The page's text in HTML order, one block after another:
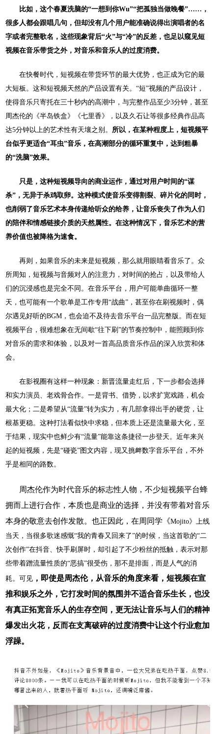
比如，这个春夏洗脑的“一想到你Wu”“把孤独当做晚餐”……，
很多人都会跟唱几句，但却没有几个用户能准确说得出演唱者的名
字或者完整歌名，这些现象背后“火”与“冷”的反差，也足以窥见短
视频在音乐带货之外，对音乐和音乐人的过度消费。
在快餐时代，短视频在带货环节的最大优势，也正成为它的最
大短板。这和短视频天然的产品设置有关。 “短”视频的产品设计，
使得音乐只寄托在三十秒内的高潮中，与完整作品至少3分钟，甚至
周杰伦的《半岛铁盒》《七里香》，以及久石让等很多经典作品高
达5分钟以上的艺术性有天壤之别。 所以，在某种程度上，短视频平
台似乎更适合“耳虫”音乐，在高潮部分的循环重复中，达到粗暴
的“洗脑”效果。
只是，这种短视频导向的商业运作，通过对用户时间的“谋
杀”，无异于杀鸡取卵。这种模式使音乐变得割裂、碎片化的同时，
也削弱了音乐艺术本身传递给听众的给养，让音乐丧失了作为人们
的陪伴和情感链接介质的天然属性。在这种情况下，音乐艺术的营
养价值也被降格为速食。
再则，如果音乐的未来是短视频，那么就用眼睛看音乐了。众
所周知，短视频与音频对人的注意力，对时间的抢占，以及带给人
们的沉浸感也是完全不同。在音乐平台，用户可能单曲循环一整
天，也可能有一个歌单是工作专用“战曲”，甚至你在刷视频时，偶
尔遇见好听的BGM，也会迫不及待去音乐平台一品完整版。而在短
视频平台，很难想象在无间歇“往下刷”的节奏控制中，能照顾到你
对音乐的需求和体验，以及对一首高品质音乐作品的深入欣赏和体
会。
在影视圈有这样一种现象：新晋流量走红后，下一步都会选择
和实力演员、老戏骨合作。一是背书、借势，以求扩宽戏路，机会
最大化；二是希望从“流量”转为实力，有几部拿得出手的硬货，让
根基更稳。这种打法看似快中求稳，但本质上还是流量最大化，至
于结果，现实中也鲜少有“流量”能靠这条捷径一步登天。近年来兴
起的短视频，先是“碰瓷”图文内容，现又挑衅数字音乐平台，不外
乎是相同的路数。
周杰伦作为时代音乐的标志性人物，不少短视频平台蜂
拥而上进行合作，本质也是商业的选择，并没有带着对音乐
本身的敬意去创作发散。也正因此，在周同学《Mojito》上线
当天，当很多歌迷感慨“我的青春又回来了”的时候，当这首歌的“二
次创作”在抖音、快手刷屏时，却引起了不少粉丝的抵触，表示对那
些带着蹭流量性质的“恶搞”很受伤，那不是排面，而是人气的消
耗。可见，即使是周杰伦，从音乐的角度来看，短视频在宣
推和娱乐之外，它打发时间的氛围并不适合音乐生长，也没
有真正拓宽音乐人的生存空间，更无法让音乐与人们的精神
爆发出火花，反而在支离破碎的过度消费中让这个行业愈加
浮躁。